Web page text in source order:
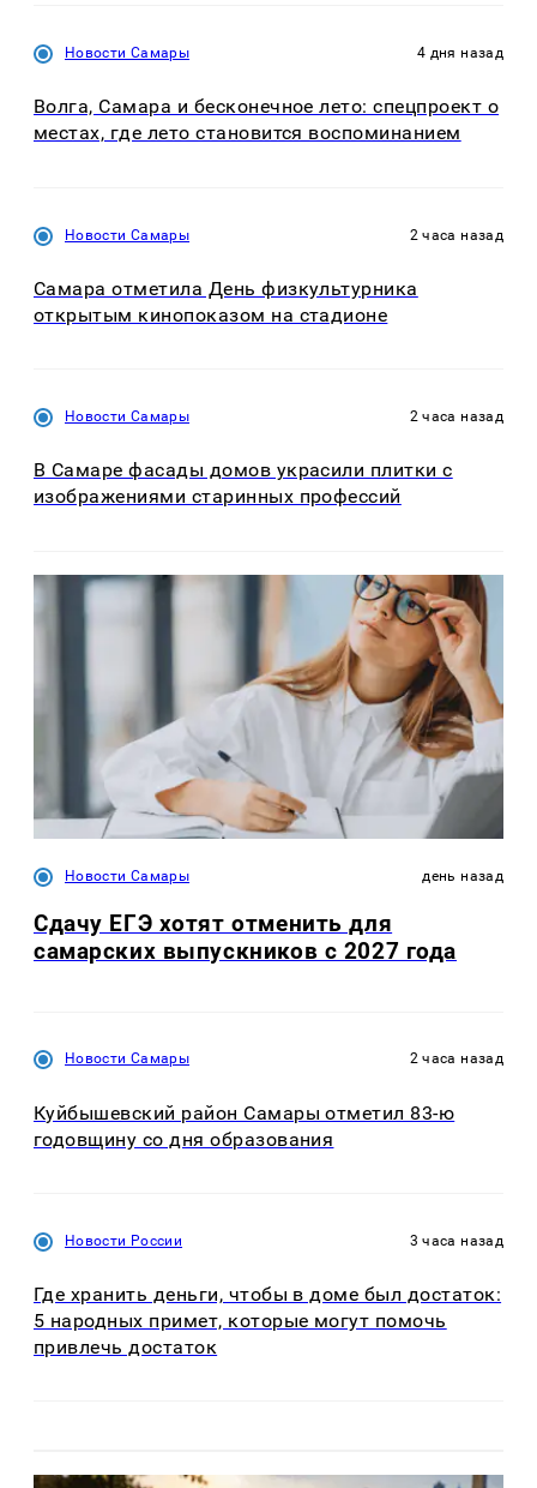
Новости Самары 4 дня назад
Волга, Самара и бесконечное лето: спецпроект о
местах, где лето становится воспоминанием
Новости Самары 2 часа назад
Самара отметила День физкультурника
открытым кинопоказом на стадионе
Новости Самары 2 часа назад
В Самаре фасады домов украсили плитки с
изображениями старинных профессий
Новости Самары день назад
Сдачу ЕГЭ хотят отменить для
самарских выпускников с 2027 года
Новости Самары 2 часа назад
Куйбышевский район Самары отметил 83-ю
годовщину со дня образования
Новости России 3 часа назад
Где хранить деньги, чтобы в доме был достаток:
5 народных примет, которые могут помочь
привлечь достаток